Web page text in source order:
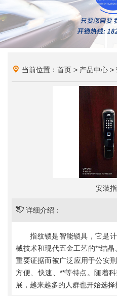
当前位置：首页 > 产品中心 >
安装
详细介绍：
指纹锁是智能锁具，它是
械技术和现代五金工艺的**结
重要证据而被广泛应用于公安
方便、快速、**等特点。随着
展，越来越多的人群也开始选择